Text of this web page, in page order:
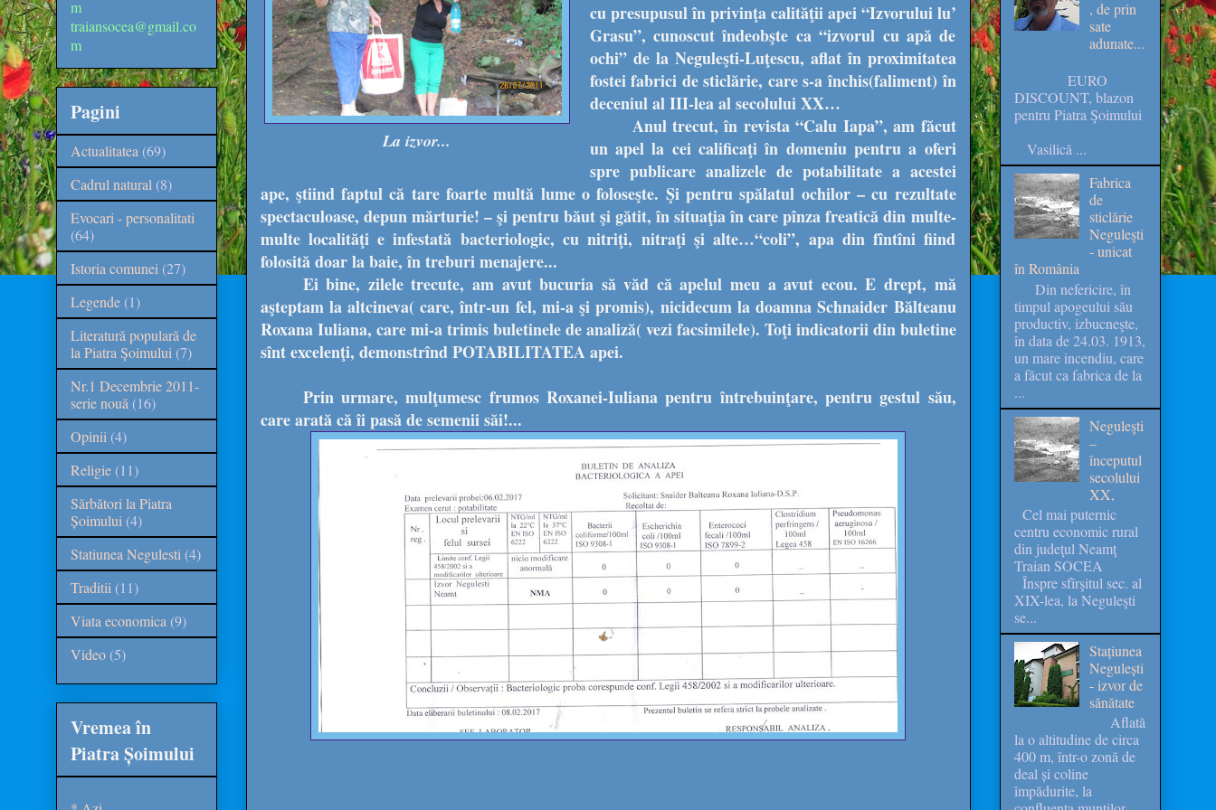
La izvor...
cu presupusul în privinţa calităţii apei “Izvorului lu’
Grasu”, cunoscut îndeobşte ca “izvorul cu apă de
ochi” de la Neguleşti-Luţescu, aflat în proximitatea
fostei fabrici de sticlărie, care s-a închis(faliment) în
deceniul al III-lea al secolului XX…
Anul trecut, în revista “Calu Iapa”, am făcut
un apel la cei calificaţi în domeniu pentru a oferi
spre publicare analizele de potabilitate a acestei
ape, ştiind faptul că tare foarte multă lume o foloseşte. Şi pentru spălatul ochilor – cu rezultate
spectaculoase, depun mărturie! – şi pentru băut şi gătit, în situaţia în care pînza freatică din multe-
multe localităţi e infestată bacteriologic, cu nitriţi, nitraţi şi alte…“coli”, apa din fîntîni fiind
folosită doar la baie, în treburi menajere...
Ei bine, zilele trecute, am avut bucuria să văd că apelul meu a avut ecou. E drept, mă
aşteptam la altcineva( care, într-un fel, mi-a şi promis), nicidecum la doamna Schnaider Bălteanu
Roxana Iuliana, care mi-a trimis buletinele de analiză( vezi facsimilele). Toţi indicatorii din buletine
sînt excelenţi, demonstrînd POTABILITATEA apei.
Prin urmare, mulţumesc frumos Roxanei-Iuliana pentru întrebuinţare, pentru gestul său,
care arată că îi pasă de semenii săi!...
m
traiansocea@gmail.co
m
Pagini
Actualitatea (69)
Cadrul natural (8)
Evocari - personalitati
(64)
Istoria comunei (27)
Legende (1)
Literatură populară de
la Piatra Şoimului (7)
Nr.1 Decembrie 2011-
serie nouă (16)
Opinii (4)
Religie (11)
Sărbători la Piatra
Șoimului (4)
Statiunea Negulesti (4)
Traditii (11)
Viata economica (9)
Video (5)
Vremea în
Piatra Șoimului
, de prin
sate
adunate...
EURO
DISCOUNT, blazon
pentru Piatra Şoimului
Vasilică ...
Fabrica
de
sticlărie
Neguleşti
- unicat
în România
Din nefericire, în
timpul apogeului său
productiv, izbucneşte,
în data de 24.03. 1913,
un mare incendiu, care
a făcut ca fabrica de la
...
Neguleşti
–
începutul
secolului
XX,
Cel mai puternic
centru economic rural
din judeţul Neamţ
Traian SOCEA
Înspre sfîrşitul sec. al
XIX-lea, la Neguleşti
se...
Stațiunea
Negulești
- izvor de
sănătate
Aflată
la o altitudine de circa
400 m, într-o zonă de
deal și coline
împădurite, la